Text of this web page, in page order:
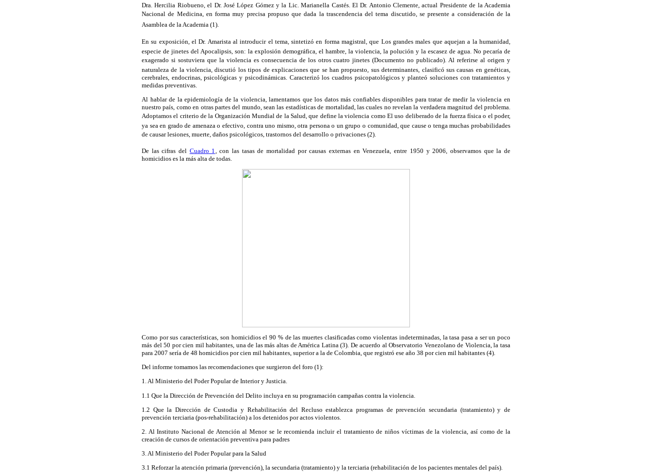
Dra. Hercilia Riobueno, el Dr. José López Gómez y la Lic. Marianella Castés. El Dr. Antonio Clemente, actual Presidente de la Academia
Nacional de Medicina, en forma muy precisa propuso que dada la trascendencia del tema discutido, se presente a consideración de la
Asamblea de la Academia (1).
En su exposición, el Dr. Amarista al introducir el tema, sintetizó en forma magistral, que Los grandes males que aquejan a la humanidad,
especie de jinetes del Apocalipsis, son: la explosión demográfica, el hambre, la violencia, la polución y la escasez de agua. No pecaría de
exagerado si sostuviera que la violencia es consecuencia de los otros cuatro jinetes (Documento no publicado). Al referirse al origen y
naturaleza de la violencia, discutió los tipos de explicaciones que se han propuesto, sus determinantes, clasificó sus causas en genéticas,
cerebrales, endocrinas, psicológicas y psicodinámicas. Caracterizó los cuadros psicopatológicos y planteó soluciones con tratamientos y
medidas preventivas.
Al hablar de la epidemiología de la violencia, lamentamos que los datos más confiables disponibles para tratar de medir la violencia en
nuestro país, como en otras partes del mundo, sean las estadísticas de mortalidad, las cuales no revelan la verdadera magnitud del problema.
Adoptamos el criterio de la Organización Mundial de la Salud, que define la violencia como El uso deliberado de la fuerza física o el poder,
ya sea en grado de amenaza o efectivo, contra uno mismo, otra persona o un grupo o comunidad, que cause o tenga muchas probabilidades
de causar lesiones, muerte, daños psicológicos, trastornos del desarrollo o privaciones (2).
De las cifras del Cuadro 1
, con las tasas de mortalidad por causas externas en Venezuela, entre 1950 y 2006, observamos que la de
homicidios es la más alta de todas.
Como por sus características, son homicidios el 90 % de las muertes clasificadas como violentas indeterminadas, la tasa pasa a ser un poco
más del 50 por cien mil habitantes, una de las más altas de América Latina (3). De acuerdo al Observatorio Venezolano de Violencia, la tasa
para 2007 sería de 48 homicidios por cien mil habitantes, superior a la de Colombia, que registró ese año 38 por cien mil habitantes (4).
Del informe tomamos las recomendaciones que surgieron del foro (1):
1. Al Ministerio del Poder Popular de Interior y Justicia.
1.1 Que la Dirección de Prevención del Delito incluya en su programación campañas contra la violencia.
1.2 Que la Dirección de Custodia y Rehabilitación del Recluso establezca programas de prevención secundaria (tratamiento) y de
prevención terciaria (pos-rehabilitación) a los detenidos por actos violentos.
2. Al Instituto Nacional de Atención al Menor se le recomienda incluir el tratamiento de niños víctimas de la violencia, así como de la
creación de cursos de orientación preventiva para padres
3. Al Ministerio del Poder Popular para la Salud
3.1 Reforzar la atención primaria (prevención), la secundaria (tratamiento) y la terciaria (rehabilitación de los pacientes mentales del país).